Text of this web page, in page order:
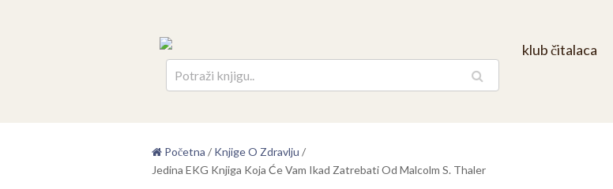
klub čitalaca
Početna / Knjige O Zdravlju /
Jedina EKG Knjiga Koja Će Vam Ikad Zatrebati Od Malcolm S. Thaler